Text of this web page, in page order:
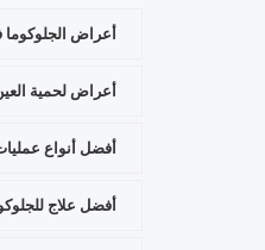
أعراض الجلوكوما
أعراض لحمية
أفضل أنواع
أفضل علاج